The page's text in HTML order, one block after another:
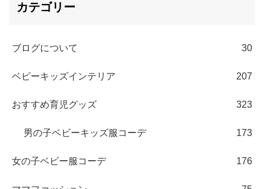
カテゴリー
ブログについて 30
ベビーキッズインテリア 207
おすすめ育児グッズ 323
男の子ベビーキッズ服コーデ 173
女の子ベビー服コーデ 176